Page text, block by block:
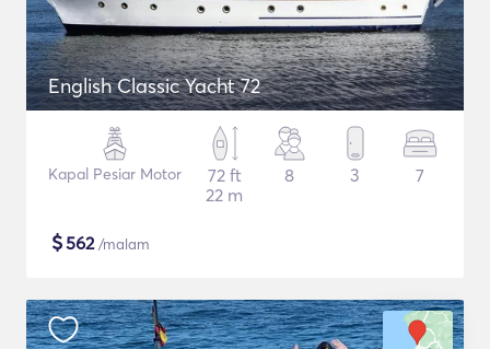
English Classic Yacht 72
Kapal Pesiar Motor
72 ft
22 m
8 3 7
$562/malam